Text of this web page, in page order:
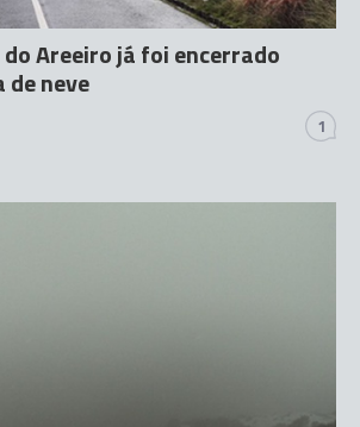
do Areeiro já foi encerrado
de neve
1